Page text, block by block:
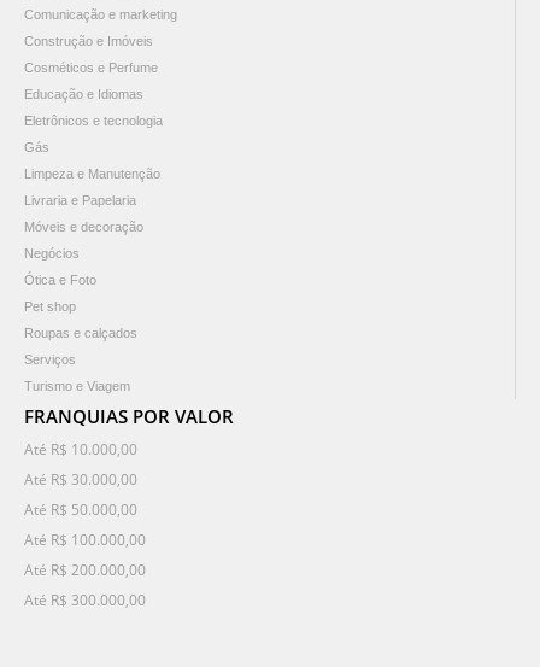
Comunicação e marketing
Construção e Imóveis
Cosméticos e Perfume
Educação e Idiomas
Eletrônicos e tecnologia
Gás
Limpeza e Manutenção
Livraria e Papelaria
Móveis e decoração
Negócios
Ótica e Foto
Pet shop
Roupas e calçados
Serviços
Turismo e Viagem
FRANQUIAS POR VALOR
Até R$ 10.000,00
Até R$ 30.000,00
Até R$ 50.000,00
Até R$ 100.000,00
Até R$ 200.000,00
Até R$ 300.000,00